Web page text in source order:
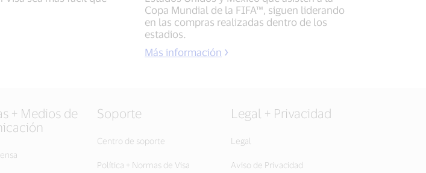
Copa Mundial de la FIFA™, siguen liderando
en las compras realizadas dentro de los
estadios.
Más información
+ Medios de
Soporte
Centro de soporte
Política + Normas de Visa
Legal + Privacidad
Legal
Aviso de Privacidad